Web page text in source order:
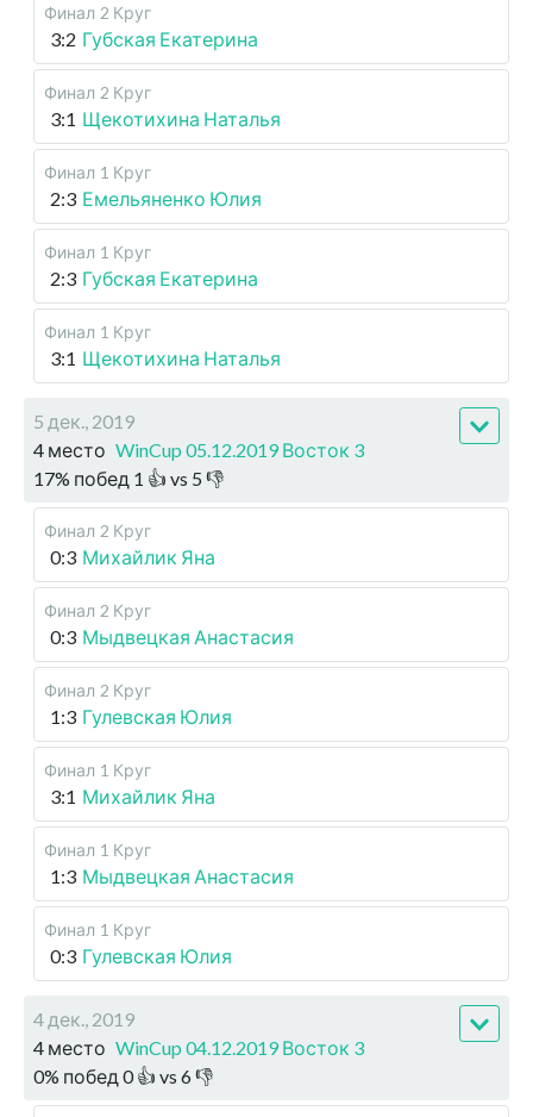
Финал 2 Круг
3:2 Губская Екатерина
Финал 2 Круг
3:1 Щекотихина Наталья
Финал 1 Круг
2:3 Емельяненко Юлия
Финал 1 Круг
2:3 Губская Екатерина
Финал 1 Круг
3:1 Щекотихина Наталья
5 дек., 2019
4 место WinCup 05.12.2019 Восток 3
17% побед 1 👍 vs 5 👎
Финал 2 Круг
0:3 Михайлик Яна
Финал 2 Круг
0:3 Мыдвецкая Анастасия
Финал 2 Круг
1:3 Гулевская Юлия
Финал 1 Круг
3:1 Михайлик Яна
Финал 1 Круг
1:3 Мыдвецкая Анастасия
Финал 1 Круг
0:3 Гулевская Юлия
4 дек., 2019
4 место WinCup 04.12.2019 Восток 3
0% побед 0👍 vs 6👎